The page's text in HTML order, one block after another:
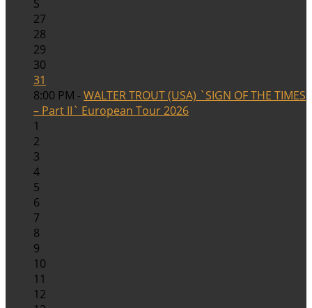
S
27
28
29
30
31
8:00 PM -WALTER TROUT (USA) `SIGN OF THE TIMES
– Part II` European Tour 2026
1
2
3
4
5
6
7
8
9
10
11
12